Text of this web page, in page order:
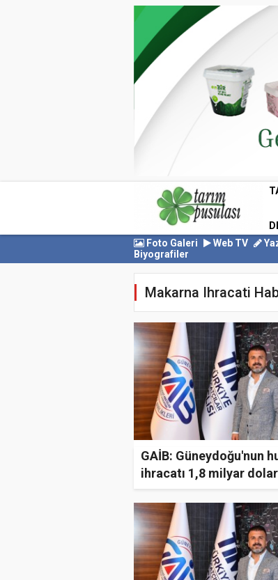
Foto Galeri
Web TV
Biyografiler
Makarna Ihracati
GAİB: Güneydoğu'nun
ihracatı 1,8 milyar